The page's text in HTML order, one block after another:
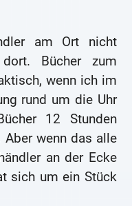
am Ort nicht
Bücher zum
wenn ich im
rund um die Uhr
12 Stunden
wenn das alle
an der Ecke
sich um ein Stück